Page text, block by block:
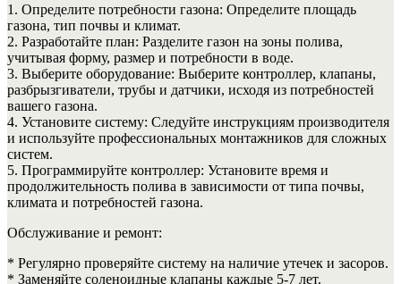
1. Определите потребности газона: Определите площадь
газона, тип почвы и климат.
2. Разработайте план: Разделите газон на зоны полива,
учитывая форму, размер и потребности в воде.
3. Выберите оборудование: Выберите контроллер, клапаны,
разбрызгиватели, трубы и датчики, исходя из потребностей
вашего газона.
4. Установите систему: Следуйте инструкциям производителя
и используйте профессиональных монтажников для сложных
систем.
5. Программируйте контроллер: Установите время и
продолжительность полива в зависимости от типа почвы,
климата и потребностей газона.
Обслуживание и ремонт:
* Регулярно проверяйте систему на наличие утечек и засоров.
* Заменяйте соленоидные клапаны каждые 5-7 лет.